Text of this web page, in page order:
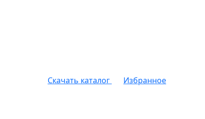
Скачать каталог Избранное